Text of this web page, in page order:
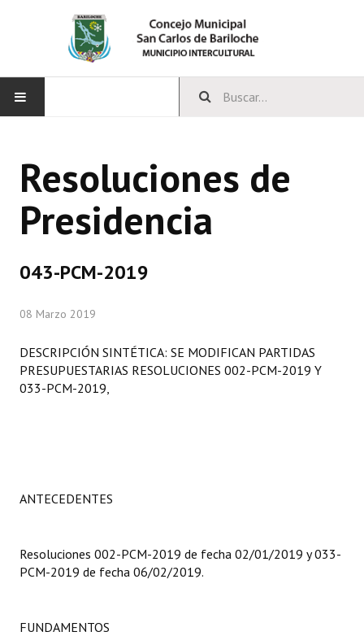
CONCEJO
Bloques Políticos
Comisiones Permanentes
Comisiones Especiales
Concejales Mandato Cumplido
Programas
Reglamento Interno
Organigrama
Resoluciones de
Presidencia
043-PCM-2019
08 Marzo 2019
DESCRIPCIÓN SINTÉTICA: SE MODIFICAN PARTIDAS
PRESUPUESTARIAS RESOLUCIONES 002-PCM-2019 Y
033-PCM-2019,
ANTECEDENTES
Resoluciones 002-PCM-2019 de fecha 02/01/2019 y 033-
PCM-2019 de fecha 06/02/2019.
FUNDAMENTOS